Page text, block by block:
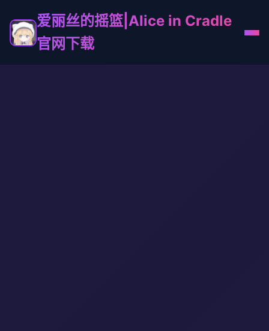
爱丽丝的摇篮|Alice in Cradle
官网下载